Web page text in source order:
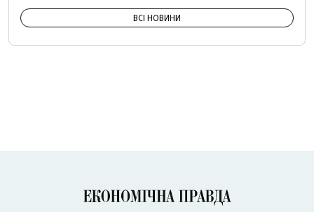
ВСІ НОВИНИ